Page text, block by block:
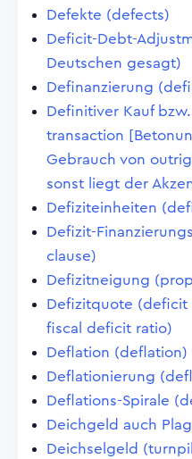
Defekte (defects)
Deficit-Debt-
Deutschen gesagt)
Definanzierung
Definitiver Kauf
transaction
Gebrauch von
sonst liegt der
Defiziteinheiten
Defizit-
clause)
Defizitneigung
Defizitquote
fiscal deficit ratio)
Deflation (deflation)
Deflationierung
Deflations-Spirale
Deichgeld auch
Deichselgeld